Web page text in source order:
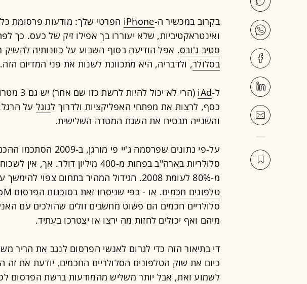
בקרוב במכשיר ה-iPhone הפרטי שלך: מודעות פרסומת
ואינטראקטיביות, שלא יעוררו בך אפילו זיק של כעס. כך
סטיב ג'ובס. אפל הודיעה בסוף השבוע על כוונותיה
בסלולר, ולדבריה, היא מתכוונת לשנות את פני המדיום הזה.
ל-iAd
(הרי לא
כסף, לרצות את מפתחי האפליקציות ולדרוך לגוגלעל
והשנייה תבטיח את השגת המטרה השלישית.
על-פי נתונים שפרסמה ג'יי
סלולריות בארה"ב בפחות מ-400 מיליון
מ-80% לעומת 2008. הגידול המהיר בתחום צפוי להימשך עם העלייה בתפוצה של
טלפונים חכמים
סלולריים חכמים הם פשוט מחשבים זולים שהולכים עם
מיהם ואף יכולים לחזות מה ירצו או יצטרכו בעתיד.
די בתיאור הזה כדי לגרום לאנשי הפרסום לנגב את הריר
כיום את שוק הטלפונים הסלולריים החכמים, יודעת את זה
לשמוע זאת, אבל יותר משליש מהמודעות ברשת הפרסום